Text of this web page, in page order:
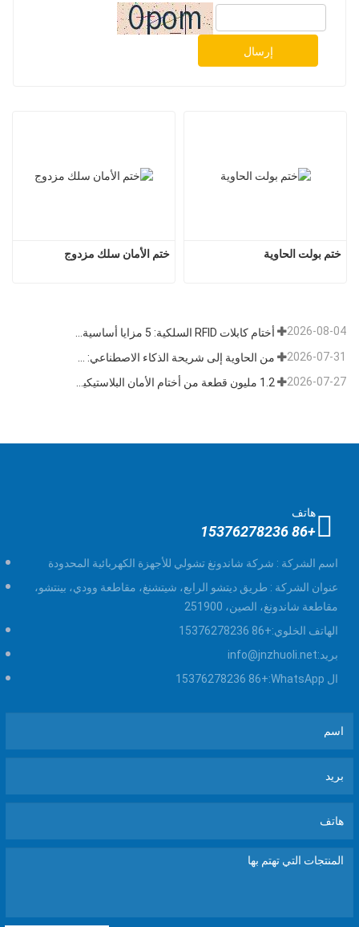
إرسال
ختم الأمان سلك مزدوج ختم بولت الحاوية
2026-08-04
2026-07-31
2026-07-27
هاتف
+86 15376278236
اسم الشركة : شركة شاندونغ تشولي للأجهزة الكهربائية المحدودة
عنوان الشركة : طريق ديتشو الرابع، شيتشنغ، مقاطعة وودي، بينتشو،
مقاطعة شاندونغ، الصين، 251900
الهاتف الخلوي:+86 15376278236
بريد:info@jnzhuoli.net
ال WhatsApp:
+86 15376278236